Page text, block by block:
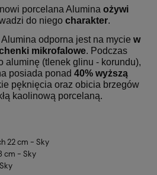
porcelana Alumina ożywi
do niego charakter.
odporna jest na mycie w
mikrofalowe. Podczas
aluminę (tlenek glinu - korundu),
posiada ponad 40% wyższą
pęknięcia oraz obicia brzegów
kaolinową porcelaną.
22 cm - Sky
cm - Sky